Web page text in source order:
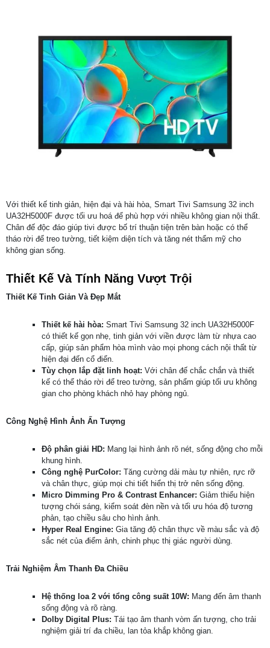
Với thiết kế tinh giản, hiện đại và hài hòa, Smart Tivi Samsung 32 inch
UA32H5000F được tối ưu hoá để phù hợp với nhiều không gian nội thất.
Chân đế độc đáo giúp tivi được bố trí thuận tiện trên bàn hoặc có thể
tháo rời để treo tường, tiết kiệm diện tích và tăng nét thẩm mỹ cho
không gian sống.
Thiết Kế Và Tính Năng Vượt Trội
Thiết Kế Tinh Giản Và Đẹp Mắt
Thiết kế hài hòa: Smart Tivi Samsung 32 inch UA32H5000F
có thiết kế gọn nhẹ, tinh giản với viền được làm từ nhựa cao
cấp, giúp sản phẩm hòa mình vào mọi phong cách nội thất từ
hiện đại đến cổ điển.
Tùy chọn lắp đặt linh hoạt: Với chân đế chắc chắn và thiết
kế có thể tháo rời để treo tường, sản phẩm giúp tối ưu không
gian cho phòng khách nhỏ hay phòng ngủ.
Công Nghệ Hình Ảnh Ấn Tượng
Độ phân giải HD: Mang lại hình ảnh rõ nét, sống động cho mỗi
khung hình.
Công nghệ PurColor: Tăng cường dải màu tự nhiên, rực rỡ
và chân thực, giúp mọi chi tiết hiển thị trở nên sống động.
Micro Dimming Pro & Contrast Enhancer: Giảm thiểu hiện
tượng chói sáng, kiểm soát đèn nền và tối ưu hóa độ tương
phản, tạo chiều sâu cho hình ảnh.
Hyper Real Engine: Gia tăng độ chân thực về màu sắc và độ
sắc nét của điểm ảnh, chinh phục thị giác người dùng.
Trải Nghiệm Âm Thanh Đa Chiều
Hệ thống loa 2 với tổng công suất 10W: Mang đến âm thanh
sống động và rõ ràng.
Dolby Digital Plus: Tái tạo âm thanh vòm ấn tượng, cho trải
nghiệm giải trí đa chiều, lan tỏa khắp không gian.